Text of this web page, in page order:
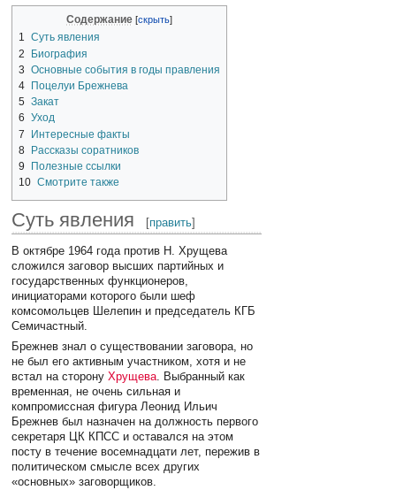
Содержание
1
Суть явления
2
Биография
3
Основные события в годы правления
4
Поцелуи Брежнева
5 Закат
6
Уход
7
Интересные факты
8 Рассказы соратников
9
Полезные ссылки
10 Смотрите также
Суть явления [править]
В октябре 1964 года против Н. Хрущева
сложился заговор высших партийных и
государственных функционеров,
инициаторами которого были шеф
комсомольцев Шелепин и председатель КГБ
Семичастный.
Брежнев знал о существовании заговора, но
не был его активным участником, хотя и не
встал на сторонуХрущева. Выбранный как
временная, не очень сильная и
компромиссная фигура Леонид Ильич
Брежнев был назначен на должность первого
секретаря ЦК КПСС и оставался на этом
посту в течение восемнадцати лет, пережив в
политическом смысле всех других
«основных» заговорщиков.